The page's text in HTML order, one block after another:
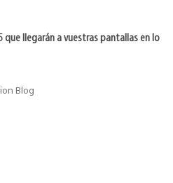
que llegarán a vuestras pantallas en lo
Blog